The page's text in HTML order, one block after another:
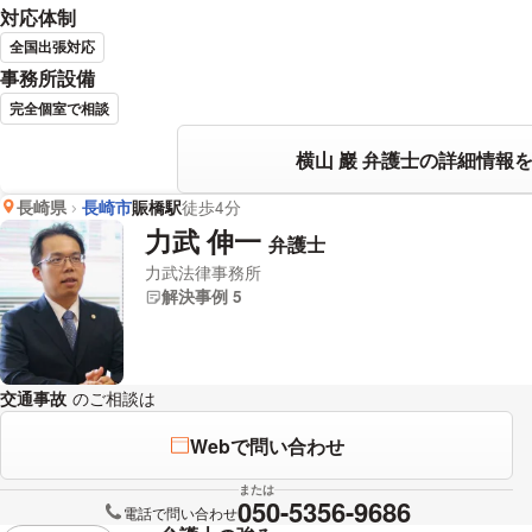
対応体制
全国出張対応
事務所設備
完全個室で相談
横山 巖 弁護士の詳細情報
長崎県 長崎市賑橋駅徒歩4分
力武 伸一 弁護士
力武法律事務所
解決事例 5
交通事故 のご相談は
Webで問い合わせ
または
電話で問い合わせ050-5356-9686